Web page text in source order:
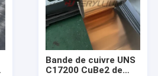
Bande de cuivre UNS
C17200 CuBe2 de